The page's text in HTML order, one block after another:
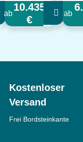
ab
10.435
€
ab
Kostenloser
Versand
Frei Bordsteinkante